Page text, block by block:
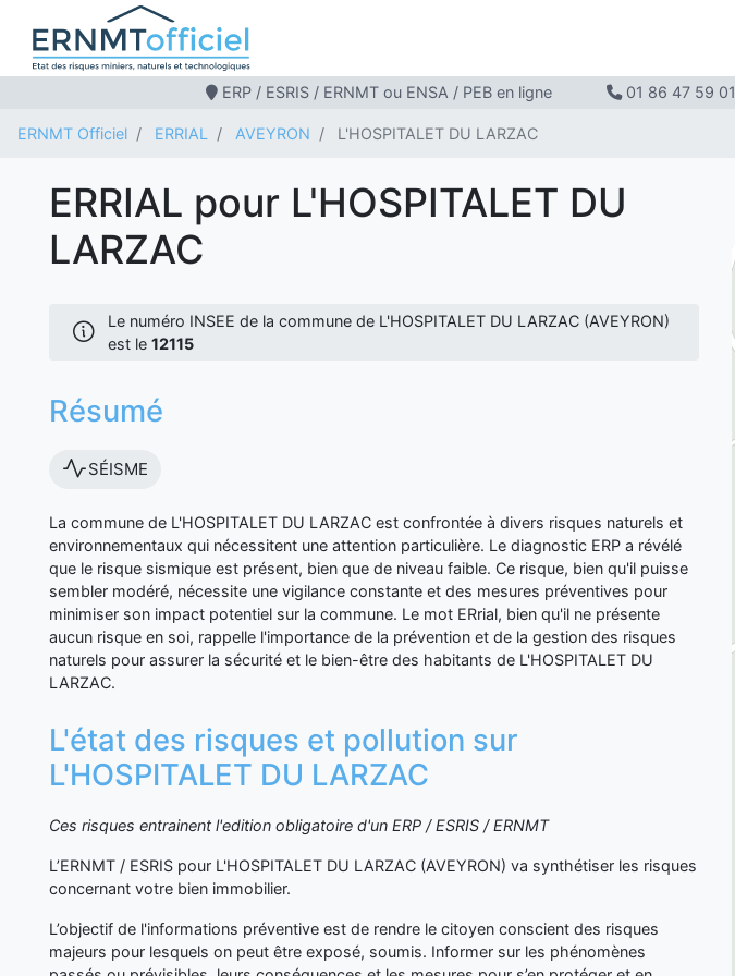
ERP / ESRIS / ERNMT ou ENSA / PEB en ligne 01 86 47 59 01
ERNMT Officiel ERRIAL AVEYRON L'HOSPITALET DU LARZAC
ERRIAL pour L'HOSPITALET DU
LARZAC
Le numéro INSEE de la commune de L'HOSPITALET DU LARZAC (AVEYRON)
est le 12115
Résumé
SÉISME
La commune de L'HOSPITALET DU LARZAC est confrontée à divers risques naturels et
environnementaux qui nécessitent une attention particulière. Le diagnostic ERP a révélé
que le risque sismique est présent, bien que de niveau faible. Ce risque, bien qu'il puisse
sembler modéré, nécessite une vigilance constante et des mesures préventives pour
minimiser son impact potentiel sur la commune. Le mot ERrial, bien qu'il ne présente
aucun risque en soi, rappelle l'importance de la prévention et de la gestion des risques
naturels pour assurer la sécurité et le bien-être des habitants de L'HOSPITALET DU
LARZAC.
L'état des risques et pollution sur
L'HOSPITALET DU LARZAC
Ces risques entrainent l'edition obligatoire d'un ERP / ESRIS / ERNMT
L’ERNMT / ESRIS pour L'HOSPITALET DU LARZAC (AVEYRON) va synthétiser les risques
concernant votre bien immobilier.
L’objectif de l'informations préventive est de rendre le citoyen conscient des risques
majeurs pour lesquels on peut être exposé, soumis. Informer sur les phénomènes